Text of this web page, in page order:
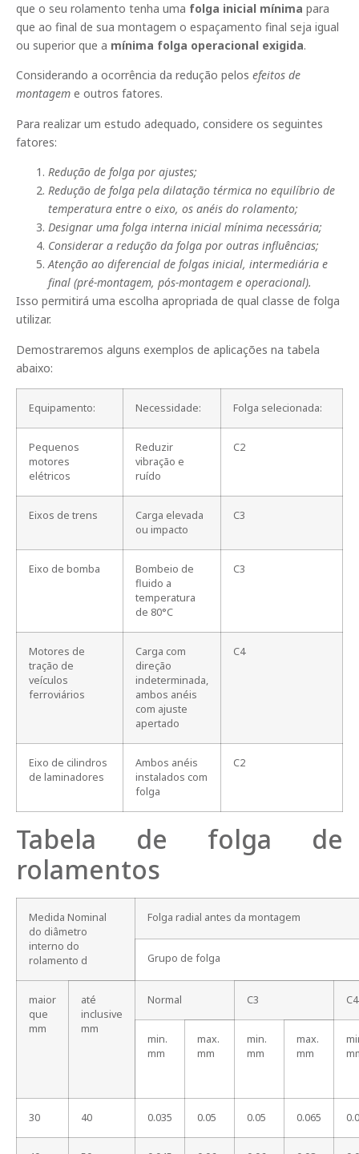
que o seu rolamento tenha uma folga inicial mínima para
que ao final de sua montagem o espaçamento final seja igual
ou superior que a mínima folga operacional exigida.
Considerando a ocorrência da redução pelos efeitos de
montagem e outros fatores.
Para realizar um estudo adequado, considere os seguintes
fatores:
Redução de folga por ajustes;
Redução de folga pela dilatação térmica no equilíbrio de
temperatura entre o eixo, os anéis do rolamento;
Designar uma folga interna inicial mínima necessária;
Considerar a redução da folga por outras influências;
Atenção ao diferencial de folgas inicial, intermediária e
final (pré-montagem, pós-montagem e operacional).
Isso permitirá uma escolha apropriada de qual classe de folga
utilizar.
Demostraremos alguns exemplos de aplicações na tabela
abaixo:
Equipamento: Necessidade: Folga selecionada:
Pequenos
motores
elétricos
Reduzir
vibração e
ruído
C2
Eixos de trens
Carga elevada
ou impacto
C3
Eixo de bomba
Bombeio de
fluido a
temperatura
de 80°C
C3
Motores de
tração de
veículos
ferroviários
Carga com
direção
indeterminada,
ambos anéis
com ajuste
apertado
C4
Eixo de cilindros
de laminadores
Ambos anéis
instalados com
folga
C2
Tabela de folga de
rolamentos
Medida Nominal
do diâmetro
interno do
rolamento d
Folga radial antes da montagem
Grupo de folga
maior
que
mm
até
inclusive
mm
Normal C3 C4
min.
mm
max.
mm
min.
mm
max.
mm
30 40 0.035 0.05 0.05 0.065